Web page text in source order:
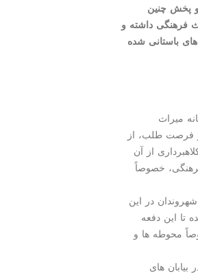
و پخش چنین
فرهنگی داشته و
باستانی شده
میراث
فرصت طلب، از
از آن
خصوصاً
در این
تا این دفعه
محوطه ها و
های